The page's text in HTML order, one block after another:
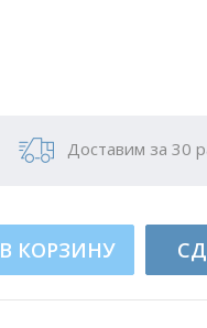
Доставим за 30
В КОРЗИНУ